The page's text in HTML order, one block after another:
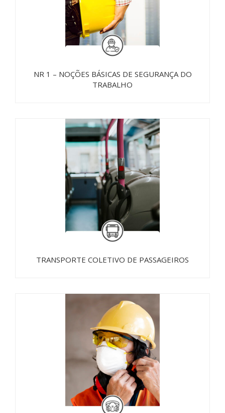
NR 1 – NOÇÕES BÁSICAS DE SEGURANÇA DO
TRABALHO
TRANSPORTE COLETIVO DE PASSAGEIROS